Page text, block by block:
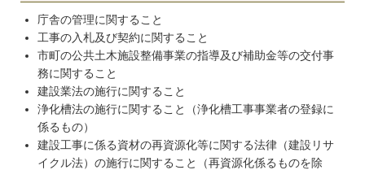
庁舎の管理に関すること
工事の入札及び契約に関すること
市町の公共土木施設整備事業の指導及び補助金等の交付事
務に関すること
建設業法の施行に関すること
浄化槽法の施行に関すること（浄化槽工事事業者の登録に
係るもの）
建設工事に係る資材の再資源化等に関する法律（建設リサ
イクル法）の施行に関すること（再資源化係るものを除